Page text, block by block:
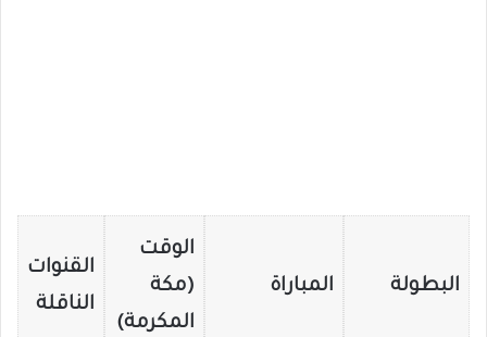
البطولة المباراة
الوقت
(مكة
المكرمة)
القنوات
الناقلة